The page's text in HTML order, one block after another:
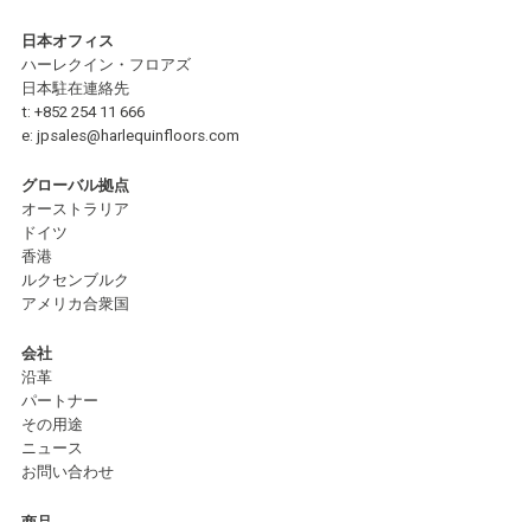
日本オフィス
ハーレクイン・フロアズ
日本駐在連絡先
t: +852 254 11 666
e: jpsales@harlequinfloors.com
グローバル拠点
オーストラリア
ドイツ
香港
ルクセンブルク
アメリカ合衆国
会社
沿革
パートナー
その用途
ニュース
お問い合わせ